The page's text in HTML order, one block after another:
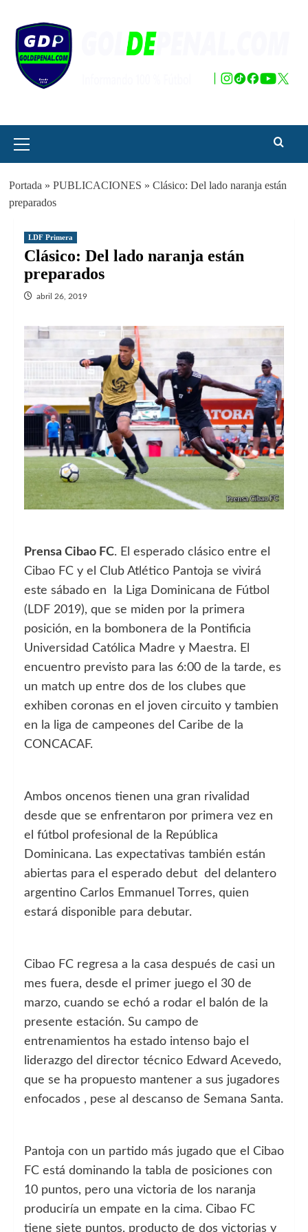
contenido
principal
Portada » PUBLICACIONES » Clásico: Del lado naranja están
preparados
LDF Primera
Clásico: Del lado naranja están
preparados
abril 26, 2019
Prensa Cibao FC. El esperado clásico entre el
Cibao FC y el Club Atlético Pantoja se vivirá
este sábado en la Liga Dominicana de Fútbol
(LDF 2019), que se miden por la primera
posición, en la bombonera de la Pontificia
Universidad Católica Madre y Maestra. El
encuentro previsto para las 6:00 de la tarde, es
un match up entre dos de los clubes que
exhiben coronas en el joven circuito y tambien
en la liga de campeones del Caribe de la
CONCACAF.
Ambos oncenos tienen una gran rivalidad
desde que se enfrentaron por primera vez en
el fútbol profesional de la República
Dominicana. Las expectativas también están
abiertas para el esperado debut del delantero
argentino Carlos Emmanuel Torres, quien
estará disponible para debutar.
Cibao FC regresa a la casa después de casi un
mes fuera, desde el primer juego el 30 de
marzo, cuando se echó a rodar el balón de la
presente estación. Su campo de
entrenamientos ha estado intenso bajo el
liderazgo del director técnico Edward Acevedo,
que se ha propuesto mantener a sus jugadores
enfocados , pese al descanso de Semana Santa.
Pantoja con un partido más jugado que el Cibao
FC está dominando la tabla de posiciones con
10 puntos, pero una victoria de los naranja
produciría un empate en la cima. Cibao FC
tiene siete puntos, producto de dos victorias y